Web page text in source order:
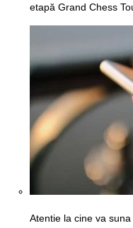
etapă Grand Chess
Atentie la cine va